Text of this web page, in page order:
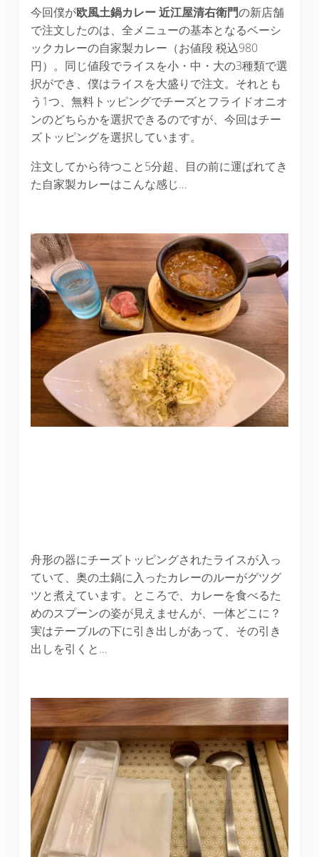
今回僕が欧風土鍋カレー近江屋清右衛門の新店舗
で注文したのは、全メニューの基本となるベーシ
ックカレーの自家製カレー（お値段 税込980
円）。同じ値段でライスを小・中・大の3種類で選
択ができ、僕はライスを大盛りで注文。それとも
う1つ、無料トッピングでチーズとフライドオニオ
ンのどちらかを選択できるのですが、今回はチー
ズトッピングを選択しています。
注文してから待つこと5分超、目の前に運ばれてき
た自家製カレーはこんな感じ…
舟形の器にチーズトッピングされたライスが入っ
ていて、奥の土鍋に入ったカレーのルーがグツグ
ツと煮えています。ところで、カレーを食べるた
めのスプーンの姿が見えませんが、一体どこに？
実はテーブルの下に引き出しがあって、その引き
出しを引くと…